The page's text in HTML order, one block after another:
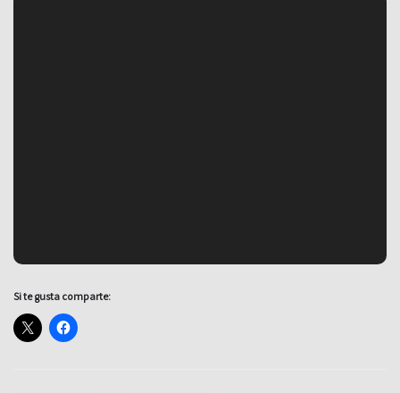
Si te gusta comparte: